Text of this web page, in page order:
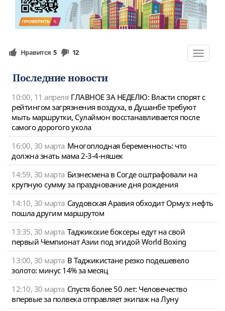
Toggle
Нравится 5 12
Последние новости
10:00, 11 апреля ГЛАВНОЕ ЗА НЕДЕЛЮ: Власти спорят с
рейтингом загрязнения воздуха, в Душанбе требуют
мыть маршрутки, Сулаймон восстанавливается после
самого дорогого укола
16:00, 30 марта Многоплодная беременность: что
должна знать мама 2-3-4-няшек
14:59, 30 марта Бизнесмена в Согде оштрафовали на
крупную сумму за празднование дня рождения
14:10, 30 марта Саудовская Аравия обходит Ормуз: нефть
пошла другим маршрутом
13:35, 30 марта Таджикские боксеры едут на свой
первый Чемпионат Азии под эгидой World Boxing
13:00, 30 марта В Таджикистане резко подешевело
золото: минус 14% за месяц
12:10, 30 марта Спустя более 50 лет: Человечество
впервые за полвека отправляет экипаж на Луну